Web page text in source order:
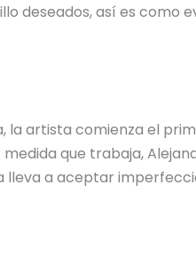
deseados, así es como
la artista comienza el
medida que trabaja,
lleva a aceptar